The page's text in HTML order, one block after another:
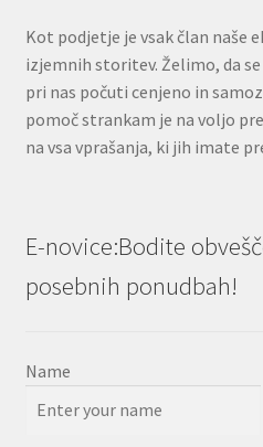
Kot podjetje je vsak član naše
izjemnih storitev. Želimo, da
pri nas počuti cenjeno in
pomoč strankam je na voljo
na vsa vprašanja, ki jih imate
E-novice:Bodite
posebnih ponudbah!
Name